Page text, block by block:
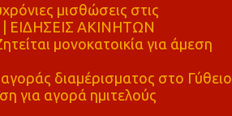
μισθώσεις στις
| ΕΙΔΗΣΕΙΣ ΑΚΙΝΗΤΩΝ
μονοκατοικία για άμεση
διαμέρισματος στο Γύθειο
για αγορά ημιτελούς